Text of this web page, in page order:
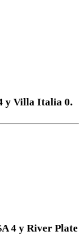
y Villa Italia 0.
4 y River Plate